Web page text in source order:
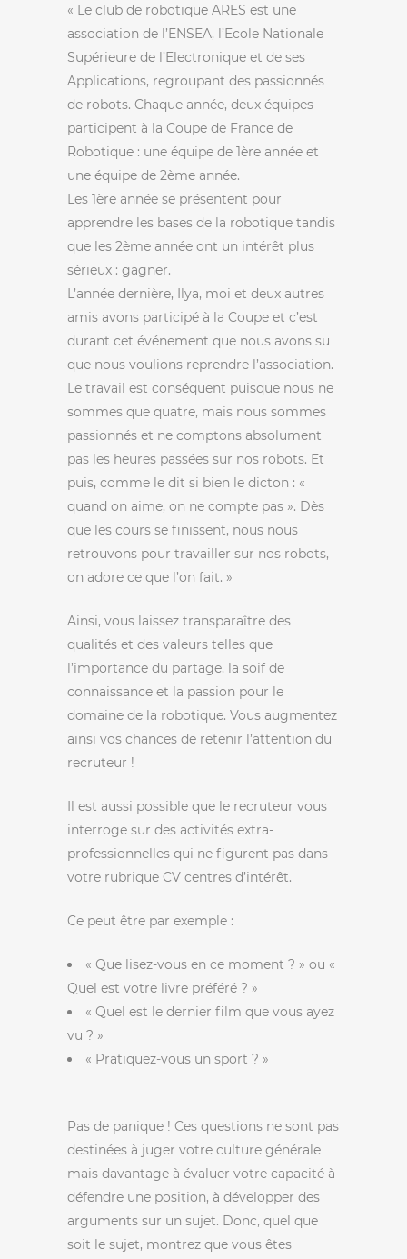
« Le club de robotique ARES est une
association de l’ENSEA, l’Ecole Nationale
Supérieure de l’Electronique et de ses
Applications, regroupant des passionnés
de robots. Chaque année, deux équipes
participent à la Coupe de France de
Robotique : une équipe de 1ère année et
une équipe de 2ème année.
Les 1ère année se présentent pour
apprendre les bases de la robotique tandis
que les 2ème année ont un intérêt plus
sérieux : gagner.
L’année dernière, Ilya, moi et deux autres
amis avons participé à la Coupe et c’est
durant cet événement que nous avons su
que nous voulions reprendre l’association.
Le travail est conséquent puisque nous ne
sommes que quatre, mais nous sommes
passionnés et ne comptons absolument
pas les heures passées sur nos robots. Et
puis, comme le dit si bien le dicton : «
quand on aime, on ne compte pas ». Dès
que les cours se finissent, nous nous
retrouvons pour travailler sur nos robots,
on adore ce que l’on fait. »
Ainsi, vous laissez transparaître des
qualités et des valeurs telles que
l’importance du partage, la soif de
connaissance et la passion pour le
domaine de la robotique. Vous augmentez
ainsi vos chances de retenir l’attention du
recruteur !
Il est aussi possible que le recruteur vous
interroge sur des activités extra-
professionnelles qui ne figurent pas dans
votre rubrique CV centres d’intérêt.
Ce peut être par exemple :
« Que lisez-vous en ce moment ? » ou «
Quel est votre livre préféré ? »
« Quel est le dernier film que vous ayez
vu ? »
« Pratiquez-vous un sport ? »
Pas de panique ! Ces questions ne sont pas
destinées à juger votre culture générale
mais davantage à évaluer votre capacité à
défendre une position, à développer des
arguments sur un sujet. Donc, quel que
soit le sujet, montrez que vous êtes